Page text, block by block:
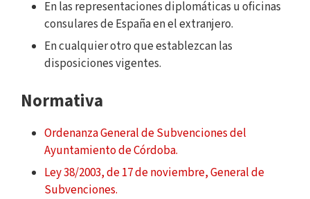
En las representaciones diplomáticas u oficinas
consulares de España en el extranjero.
En cualquier otro que establezcan las
disposiciones vigentes.
Normativa
Ordenanza General de Subvenciones del
Ayuntamiento de Córdoba.
Ley 38/2003, de 17 de noviembre, General de
Subvenciones.